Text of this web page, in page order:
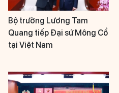
Bộ trưởng Lương Tam
Quang tiếp Đại sứ Mông Cổ
tại Việt Nam